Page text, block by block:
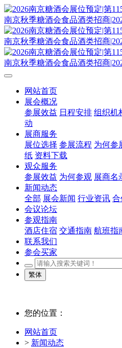
网站首页
展会概况
参展效益 日程安排 组织机
动
展商服务
展位选择 参展流程 为何参
纸 资料下载
观众服务
参展效益 为何参观 展商名
新闻动态
全部 展会新闻 行业资讯 合
会议论坛
参观指南
酒店住宿 交通指南 航班指
联系我们
参会买家
繁体
您的位置：
网站首页
> 新闻动态